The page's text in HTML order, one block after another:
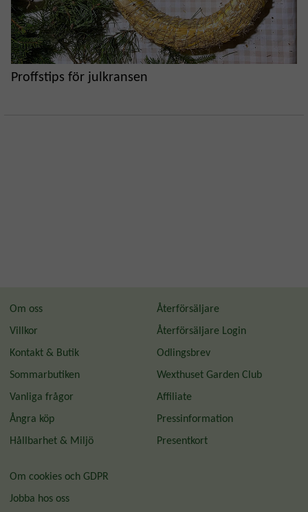
Proffstips för julkransen
Om oss
Villkor
Kontakt & Butik
Sommarbutiken
Vanliga frågor
Ångra köp
Hållbarhet & Miljö
Återförsäljare
Återförsäljare Login
Odlingsbrev
Wexthuset Garden Club
Affiliate
Pressinformation
Presentkort
Om cookies och GDPR
Jobba hos oss